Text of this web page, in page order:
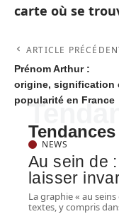
carte où se
ARTICLE
Prénom Arthur :
origine, signification
popularité en France
Tendances
NEWS
Au sein de
laisser
La graphie « au
textes, y compris